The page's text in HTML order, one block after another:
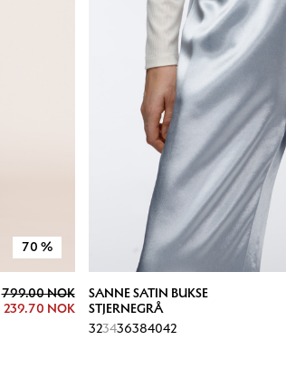
70 %
799.00 NOK
239.70 NOK
SANNE SATIN BUKSE
STJERNEGRÅ
323436384042